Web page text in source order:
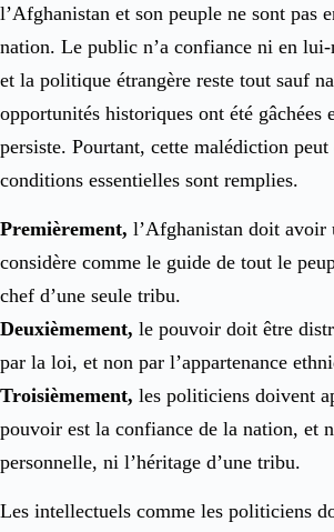
l’Afghanistan et son peuple ne sont pas
nation. Le public n’a confiance ni en lui-
et la politique étrangère reste tout sauf
opportunités historiques ont été
persiste. Pourtant, cette malédiction
conditions essentielles sont remplies.
Premièrement, l’Afghanistan doit avoir
considère comme le guide de tout le
chef d’une seule tribu.
Deuxièmement, le pouvoir doit être
par la loi, et non par l’appartenance
Troisièmement, les politiciens doivent
pouvoir est la confiance de la nation, et
personnelle, ni l’héritage d’une tribu.
Les intellectuels comme les politiciens